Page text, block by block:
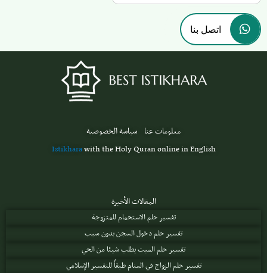
اتصل بنا
معلومات عنا سياسة الخصوصية
Istikharawith the Holy Quran online in English
المقالات الأخيرة
تفسير حلم الاستحمام للمتزوجة
تفسير حلم دخول السجن بدون سبب
تفسير حلم الميت يطلب شيئا من الحي
تفسير حلم الزواج في المنام طبقاً للتفسير الإسلامي